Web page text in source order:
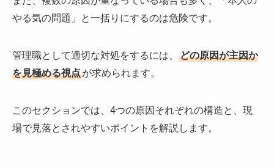
やる気の問題」と一括りにするのは危険です。
管理職として適切な対処をするには、
どの原因が主因か
を見極める視点が求められます。
このセクションでは、4つの原因それぞれの構造と、現
場で見落とされやすいポイントを解説します。